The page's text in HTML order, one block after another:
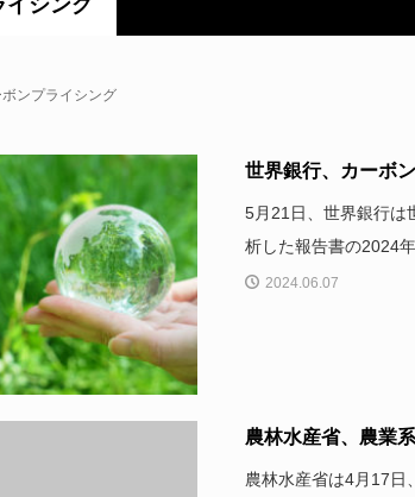
ボンプライシング
世界銀行、カーボ
5月21日、世界銀行は
析した報告書の2024
2024.06.07
農林水産省、農業
農林水産省は4月17日